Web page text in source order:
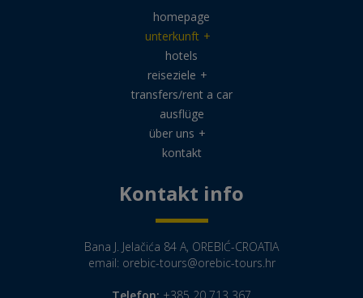
homepage
unterkunft +
hotels
reiseziele +
transfers/rent a car
ausflüge
über uns +
kontakt
Kontakt info
Bana J. Jelačića 84 A, OREBIĆ-CROATIA
email: orebic-tours@orebic-tours.hr